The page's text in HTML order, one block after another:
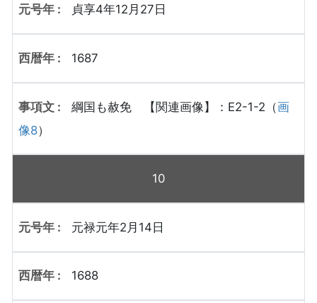
貞享4年12月27日
1687
綱国も赦免 【関連画像】：E2-1-2（画
像8）
10
元禄元年2月14日
1688